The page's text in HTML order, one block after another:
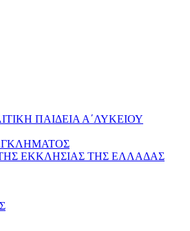
ΠΑΙΔΕΙΑ Α΄ΛΥΚΕΙΟΥ
ΕΚΚΛΗΣΙΑΣ ΤΗΣ ΕΛΛΑΔΑΣ